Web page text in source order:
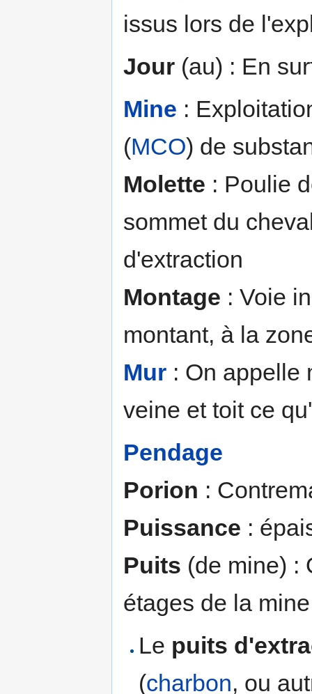
issus lors de
Jour (au) : En
Mine :
(MCO) de
Molette : Poulie
sommet du
d'extraction
Montage : Voie
montant, à la
Mur : On appelle
veine et toit ce
Pendage
Porion :
Puissance :
Puits (de mine) :
étages de la
Le puits
(charbon, ou